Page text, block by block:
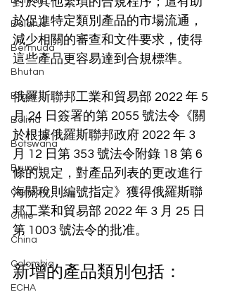
Belarus
Bermuda
Bhutan
Brazil
Bolivia
Botswana
Brunei
Canada
Chile
China
Colombia
ECHA
於促進特定類別產品的市場流通，
減少相關的審查和文件要求，使得
這些產品更容易達到合規標準。
俄羅斯聯邦工業和貿易部 2022 年 5
月 24 日簽署的第 2055 號法令《關
於根據俄羅斯聯邦政府 2022 年 3
月 12 日第 353 號法令附錄 18 第 6
條的規定，對產品列表的更改進行
海關稅則編號指定》獲得俄羅斯聯
邦工業和貿易部 2022 年 3 月 25 日
第 1003 號法令的批准。
新增的產品類別包括：